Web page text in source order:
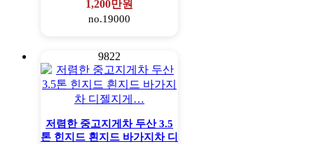
1,200만원
no.19000
9822
저렴한 중고지게차 두산 3.5
톤 힌지드 흰지드 바가지차 디